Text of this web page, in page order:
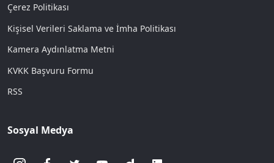
Çerez Politikası
Kişisel Verileri Saklama ve İmha Politikası
Kamera Aydınlatma Metni
KVKK Başvuru Formu
RSS
Sosyal Medya